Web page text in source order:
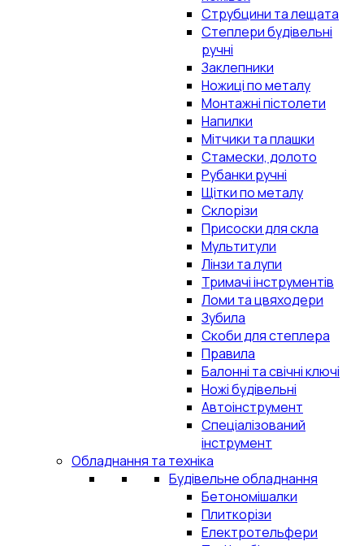
Струбцини та лещата
Степлери будівельні
ручні
Заклепники
Ножиці по металу
Монтажні пістолети
Напилки
Мітчики та плашки
Стамески, долото
Рубанки ручні
Щітки по металу
Склорізи
Присоски для скла
Мультитули
Лінзи та лупи
Тримачі інструментів
Ломи та цвяходери
Зубила
Скоби для степлера
Правила
Балонні та свічні ключі
Ножі будівельні
Автоінструмент
Спеціалізований
інструмент
Обладнання та техніка
Будівельне обладнання
Бетономішалки
Плиткорізи
Електротельфери